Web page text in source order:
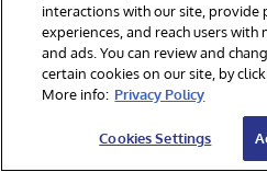
Központi iroda:+1-617-621-
Értékesítés:+1-617-370-4570
Ügyfélszolgálat: +1-617-621-
Általáno Skérdések
interactions with our site, provide
experiences, and reach users
and ads. You can review and
certain cookies on our site, by
More info: Privacy Policy
Cookies Settings